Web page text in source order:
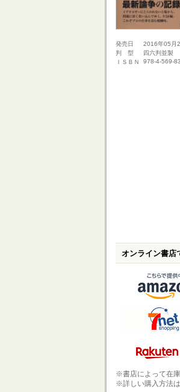
発売日
2016年05月
判 型
四六判並製
ＩＳＢＮ
978-4-569-
オンライン書店
※書店によって在
※詳しい購入方法